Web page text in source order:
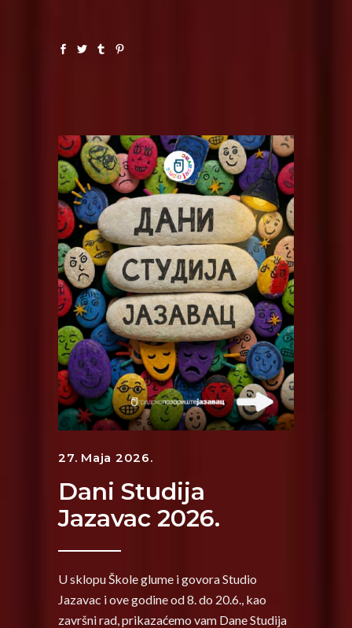
27. Maja 2026.
Dani Studija
Jazavac 2026.
U sklopu Škole glume i govora Studio
Jazavac i ove godine od 8. do 20.6., kao
završni rad, prikazaćemo vam Dane Studija